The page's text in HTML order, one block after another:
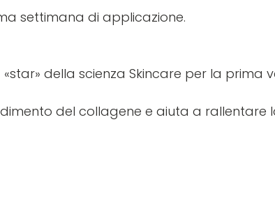
settimana di applicazione.
«star» della scienza Skincare per la
del collagene e aiuta a